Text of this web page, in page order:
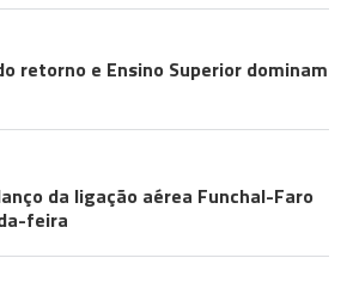
retorno e Ensino Superior dominam
da ligação aérea Funchal-Faro
feira